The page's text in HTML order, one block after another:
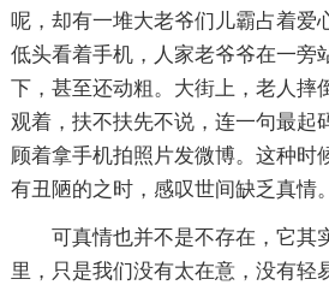
呢，却有一堆大老爷们儿霸占着爱
低头看着手机，人家老爷爷在一旁
下，甚至还动粗。大街上，老人摔
观着，扶不扶先不说，连一句最起
顾着拿手机拍照片发微博。这种时
有丑陋的之时，感叹世间缺乏真情。
可真情也并不是不存在，它其
里，只是我们没有太在意，没有轻